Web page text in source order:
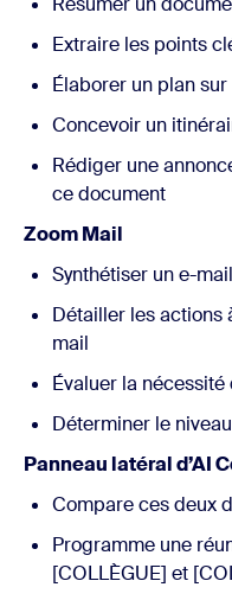
Extraire les points
Élaborer un plan sur
Concevoir un
Rédiger une
ce document
Zoom Mail
Synthétiser un e-mail
Détailler les actions
mail
Évaluer la
Déterminer le
Panneau latéral d’AI
Compare ces deux
Programme une
[COLLÈGUE] et